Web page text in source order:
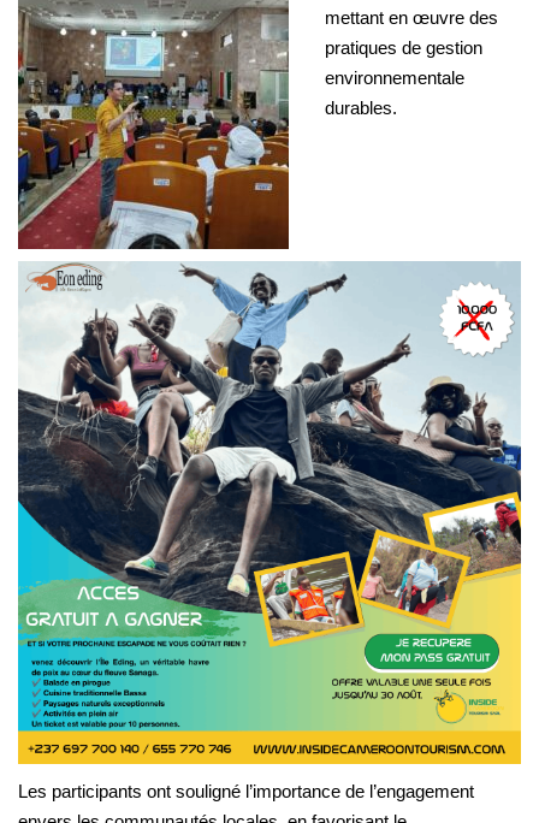
mettant en œuvre des
pratiques de gestion
environnementale
durables.
Les participants ont souligné l’importance de l’engagement